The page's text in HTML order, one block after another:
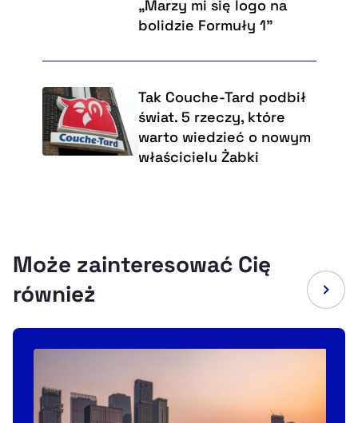
„Marzy mi się logo na
bolidzie Formuły 1”
Tak Couche-Tard podbił
świat. 5 rzeczy, które
warto wiedzieć o nowym
właścicielu Żabki
Może zainteresować Cię
również